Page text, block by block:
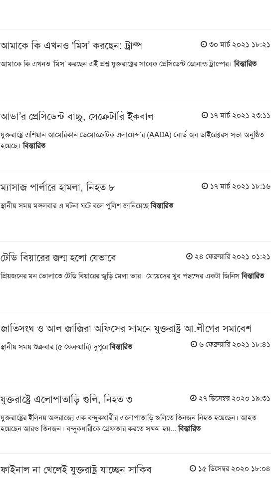
আমাকে কি এখনও 'মিস’ করছেন: ট্রাম্প
৩০ মার্চ ২০২১ ১৮:২১
আমাকে কি এখনও 'মিস’ করছেন এই প্রশ্ন যুক্তরাষ্ট্রের সাবেক প্রেসিডেন্ট ডোনাল্ড ট্রাম্পের।বিস্তারিত
আডা’র প্রেসিডেন্ট বাচ্চু, সেক্রেটারি ইকবাল
১৭ মার্চ ২০২১ ২৩:১১
যুক্তরাষ্ট্রে এশিয়ান আমেরিকান ডেমোক্রেটিক এলায়েন্স’র (AADA) বোর্ড অব ডাইরেক্টরস সভা অনুষ্ঠিত
হয়েছে।বিস্তারিত
ম্যাসাজ পার্লারে হামলা, নিহত ৮
১৭ মার্চ ২০২১ ১৮:১৬
স্থানীয় সময় মঙ্গলবার এ ঘটনা ঘটে বলে পুলিশ জানিয়েছেবিস্তারিত
টেডি বিয়ারের জন্ম হলো যেভাবে
২৪ ফেব্রুয়ারি ২০২১ ০১:২১
প্রিয়জনের মন ভোলাতে টেডি বিয়ারের জুড়ি মেলা ভার। মেয়েদের খুব পছন্দের একটা জিনিসবিস্তারিত
জাতিসংঘ ও আল জাজিরা অফিসের সামনে যুক্তরাষ্ট্র আ.লীগের সমাবেশ
৬ ফেব্রুয়ারি ২০২১ ১৮:৪১
স্থানীয় সময় শুক্রবার (৫ ফেব্রুয়ারি) দুপুরেবিস্তারিত
যুক্তরাষ্ট্রে এলোপাতাড়ি গুলি, নিহত ৩
২৭ ডিসেম্বর ২০২০ ১৯:৩১
যুক্তরাষ্ট্রের ইলিনয় অঙ্গরাজ্যে এক বন্দুকধারীর এলোপাতাড়ি গুলিতে তিনজন নিহত হয়েছেন। আহত
হয়েছেন আরও তিনজন। বন্দুকধারীকে গ্রেফতার করতে সক্ষম হয়...বিস্তারিত
ফাইনাল না খেলেই যুক্তরাষ্ট্র যাচ্ছেন সাকিব ১৫ ডিসেম্বর ২০২০ ১৮:০৪